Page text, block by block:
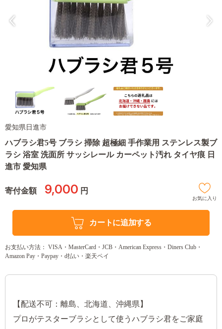
愛知県日進市
ハブラシ君5号 ブラシ 掃除 超極細 手作業用 ステンレス製ブ
ラシ 浴室 洗面所 サッシレール カーペット汚れ タイヤ痕 日
進市 愛知県
寄付金額 9,000 円
お気に入り
カートに追加する
お支払い方法： VISA・MasterCard・JCB・American Express・Diners Club・
Amazon Pay・Paypay・d払い・楽天ペイ
【配送不可：離島、北海道、沖縄県】
プロがテスターブラシとして使うハブラシ君をご家庭